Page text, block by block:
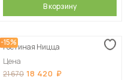
В корзину
-15%
Гостиная Ницца
Цена
21 670 18 420